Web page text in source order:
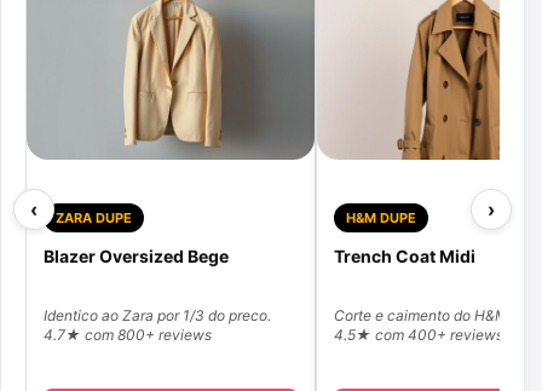
‹ ZARA DUPE
Blazer Oversized Bege
Identico ao Zara por 1/3 do preco.
4.7★ com 800+ reviews
H&M DUPE
Trench Coat Midi
Corte e caimento do H&M
4.5★ com 400+ reviews
›